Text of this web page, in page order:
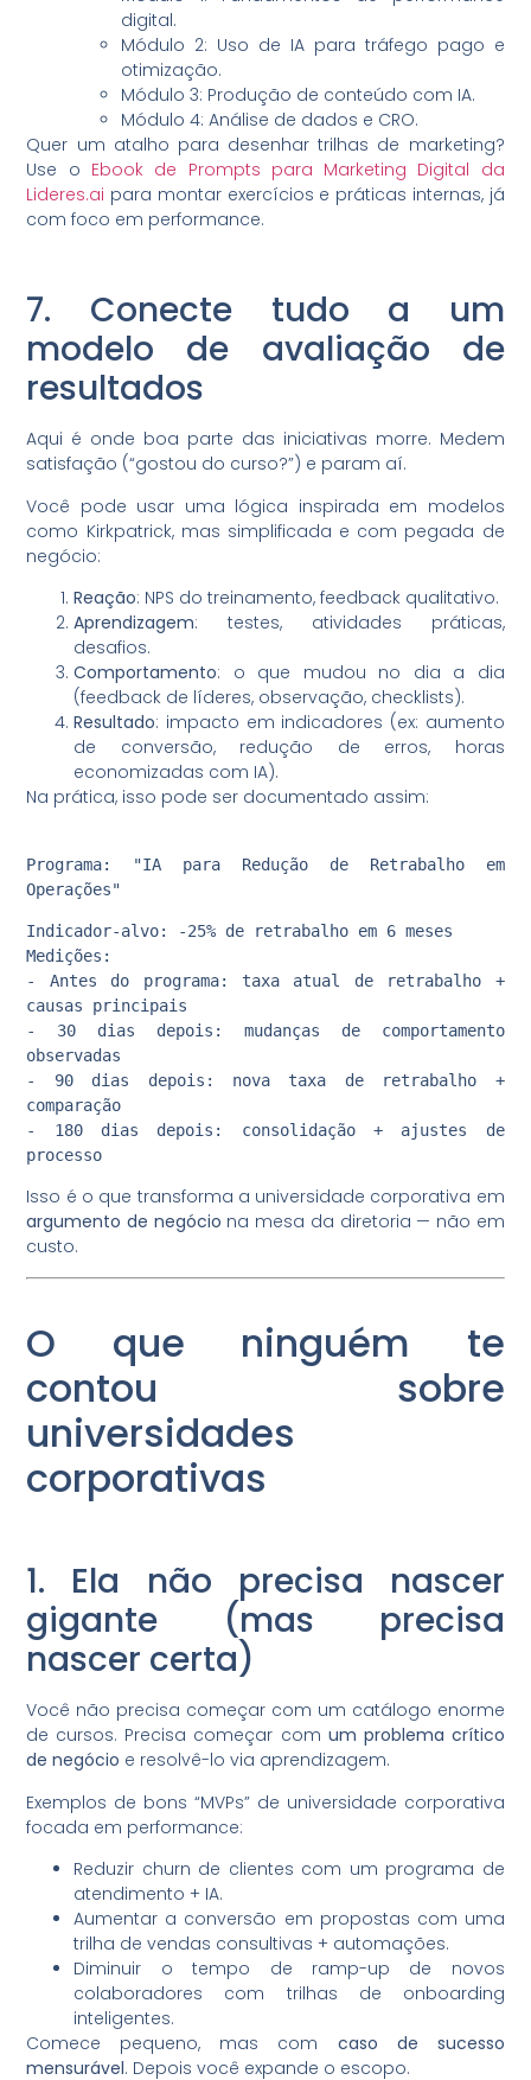
digital.
Módulo 2: Uso de IA para tráfego pago e
otimização.
Módulo 3: Produção de conteúdo com IA.
Módulo 4: Análise de dados e CRO.
Quer um atalho para desenhar trilhas de marketing?
Use o Ebook de Prompts para Marketing Digital da
Lideres.ai para montar exercícios e práticas internas, já
com foco em performance.
7. Conecte tudo a um
modelo de avaliação de
resultados
Aqui é onde boa parte das iniciativas morre. Medem
satisfação (“gostou do curso?”) e param aí.
Você pode usar uma lógica inspirada em modelos
como Kirkpatrick, mas simplificada e com pegada de
negócio:
Reação: NPS do treinamento, feedback qualitativo.
Aprendizagem: testes, atividades práticas,
desafios.
Comportamento: o que mudou no dia a dia
(feedback de líderes, observação, checklists).
Resultado: impacto em indicadores (ex: aumento
de conversão, redução de erros, horas
economizadas com IA).
Na prática, isso pode ser documentado assim:
Programa: "IA para Redução de Retrabalho em
Operações"
Indicador-alvo: -25% de retrabalho em 6 meses
Medições:
- Antes do programa: taxa atual de retrabalho +
causas principais
- 30 dias depois: mudanças de comportamento
observadas
- 90 dias depois: nova taxa de retrabalho +
comparação
- 180 dias depois: consolidação + ajustes de
processo
Isso é o que transforma a universidade corporativa em
argumento de negócio na mesa da diretoria — não em
custo.
O que ninguém te
contou sobre
universidades
corporativas
1. Ela não precisa nascer
gigante (mas precisa
nascer certa)
Você não precisa começar com um catálogo enorme
de cursos. Precisa começar com um problema crítico
de negócio e resolvê-lo via aprendizagem.
Exemplos de bons “MVPs” de universidade corporativa
focada em performance:
Reduzir churn de clientes com um programa de
atendimento + IA.
Aumentar a conversão em propostas com uma
trilha de vendas consultivas + automações.
Diminuir o tempo de ramp-up de novos
colaboradores com trilhas de onboarding
inteligentes.
Comece pequeno, mas com caso de sucesso
mensurável. Depois você expande o escopo.